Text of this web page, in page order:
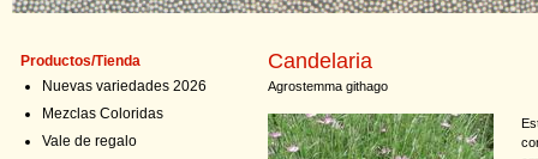
Productos/Tienda
Nuevas variedades 2026
Mezclas Coloridas
Vale de regalo
Candelaria
Agrostemma githago